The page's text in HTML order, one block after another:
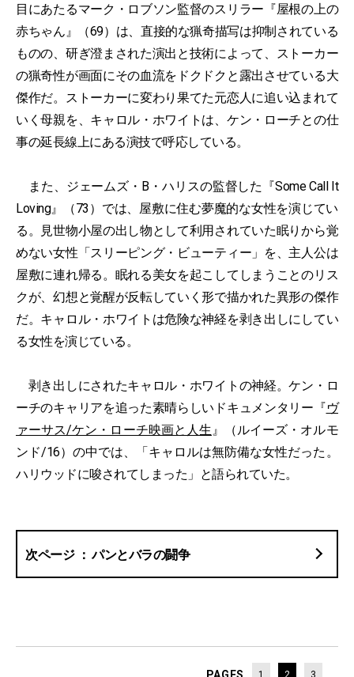
目にあたるマーク・ロブソン監督のスリラー『屋根の上の
赤ちゃん』（69）は、直接的な猟奇描写は抑制されている
ものの、研ぎ澄まされた演出と技術によって、ストーカー
の猟奇性が画面にその血流をドクドクと露出させている大
傑作だ。ストーカーに変わり果てた元恋人に追い込まれて
いく母親を、キャロル・ホワイトは、ケン・ローチとの仕
事の延長線上にある演技で呼応している。
また、ジェームズ・B・ハリスの監督した『Some Call It
Loving』（73）では、屋敷に住む夢魔的な女性を演じてい
る。見世物小屋の出し物として利用されていた眠りから覚
めない女性「スリーピング・ビューティー」を、主人公は
屋敷に連れ帰る。眠れる美女を起こしてしまうことのリス
クが、幻想と覚醒が反転していく形で描かれた異形の傑作
だ。キャロル・ホワイトは危険な神経を剥き出しにしてい
る女性を演じている。
剥き出しにされたキャロル・ホワイトの神経。ケン・ロ
ーチのキャリアを追った素晴らしいドキュメンタリー『ヴ
ァーサス/ケン・ローチ映画と人生 』（ルイーズ・オルモ
ンド/16）の中では、「キャロルは無防備な女性だった。
ハリウッドに唆されてしまった」と語られていた。
パンとバラの闘争
PAGES 1 2 3